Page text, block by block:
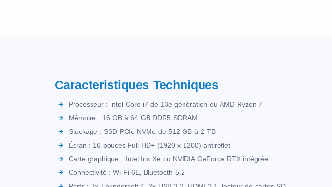
Caracteristiques Techniques
Processeur : Intel Core i7 de 13e génération ou AMD Ryzen 7
Mémoire : 16 GB à 64 GB DDR5 SDRAM
Stockage : SSD PCIe NVMe de 512 GB à 2 TB
Écran : 16 pouces Full HD+ (1920 x 1200) antireflet
Carte graphique : Intel Iris Xe ou NVIDIA GeForce RTX intégrée
Connectivité : Wi-Fi 6E, Bluetooth 5.2